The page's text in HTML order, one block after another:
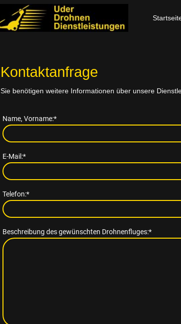
Name, Vorname:*
E-Mail:*
Telefon:*
Beschreibung des gewünschten Drohnenfluges:*
Kontaktanfrage
Sie benötigen weitere Informationen über unsere